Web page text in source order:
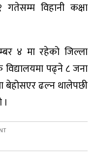
गतेसम्म विहानी कक्षा
४ मा रहेको जिल्ला
पढ्ने ८ जना
बेहोसएर ढल्न थालेपछी